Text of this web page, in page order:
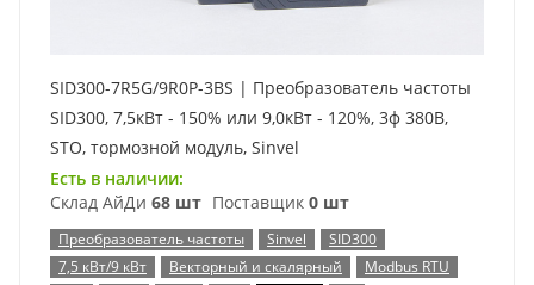
SID300-7R5G/9R0P-3BS | Преобразователь частоты
SID300, 7,5кВт - 150% или 9,0кВт - 120%, 3ф 380В,
STO, тормозной модуль, Sinvel
Есть в наличии:
Склад АйДи 68 шт Поставщик 0 шт
Преобразователь частоты Sinvel
SID300
7,5 кВт/9 кВт
Векторный и скалярный
Modbus RTU